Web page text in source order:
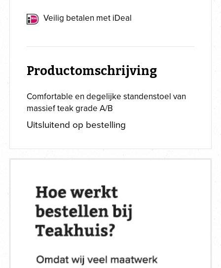
Veilig betalen met iDeal
Productomschrijving
Comfortable en degelijke standenstoel van
massief teak grade A/B
Uitsluitend op bestelling